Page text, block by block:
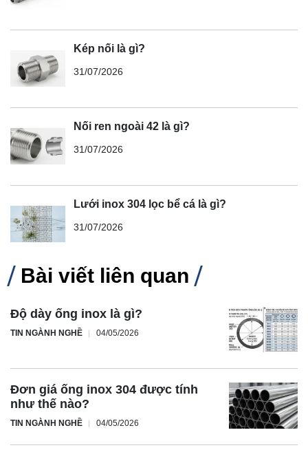
Kép nối là gì?
31/07/2026
Nối ren ngoài 42 là gì?
31/07/2026
Lưới inox 304 lọc bể cá là gì?
31/07/2026
Bài viết liên quan
Độ dày ống inox là gì?
TIN NGÀNH NGHỀ 04/05/2026
Đơn giá ống inox 304 được tính
như thế nào?
TIN NGÀNH NGHỀ 04/05/2026